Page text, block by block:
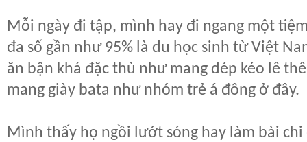
Mỗi ngày đi tập, mình hay đi ngang một
đa số gần như 95% là du học sinh từ Việt
ăn bận khá đặc thù như mang dép kéo lê
mang giày bata như nhóm trẻ á đông ở đây.
Mình thấy họ ngồi lướt sóng hay làm bài